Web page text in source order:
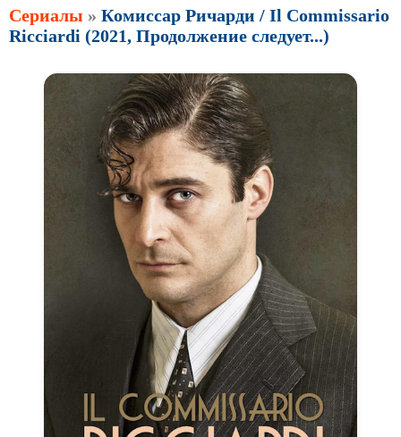
Сериалы » Комиссар Ричарди / Il Commissario
Ricciardi (2021, Продолжение следует...)